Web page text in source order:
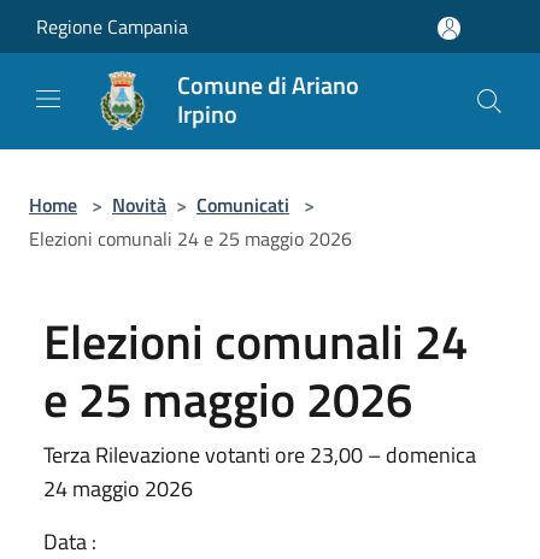
Salta al contenuto principale
Regione Campania
Comune di Ariano
Irpino
Home > Novità > Comunicati >
Elezioni comunali 24 e 25 maggio 2026
Elezioni comunali 24
e 25 maggio 2026
Terza Rilevazione votanti ore 23,00 – domenica
24 maggio 2026
Data :